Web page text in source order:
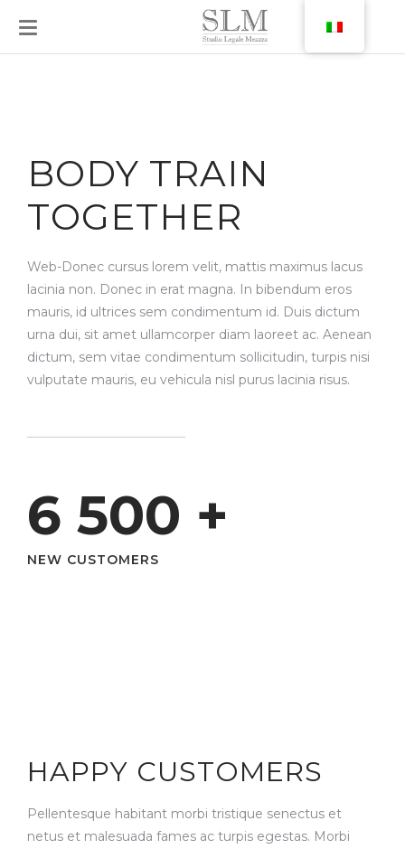
BODY TRAIN
TOGETHER
Web-Donec cursus lorem velit, mattis maximus lacus
lacinia non. Donec in erat magna. In bibendum eros
mauris, id ultrices sem condimentum id. Duis dictum
urna dui, sit amet ullamcorper diam laoreet ac. Aenean
dictum, sem vitae condimentum sollicitudin, turpis nisi
vulputate mauris, eu vehicula nisl purus lacinia risus.
6 500 +
NEW CUSTOMERS
HAPPY CUSTOMERS
Pellentesque habitant morbi tristique senectus et
netus et malesuada fames ac turpis egestas. Morbi